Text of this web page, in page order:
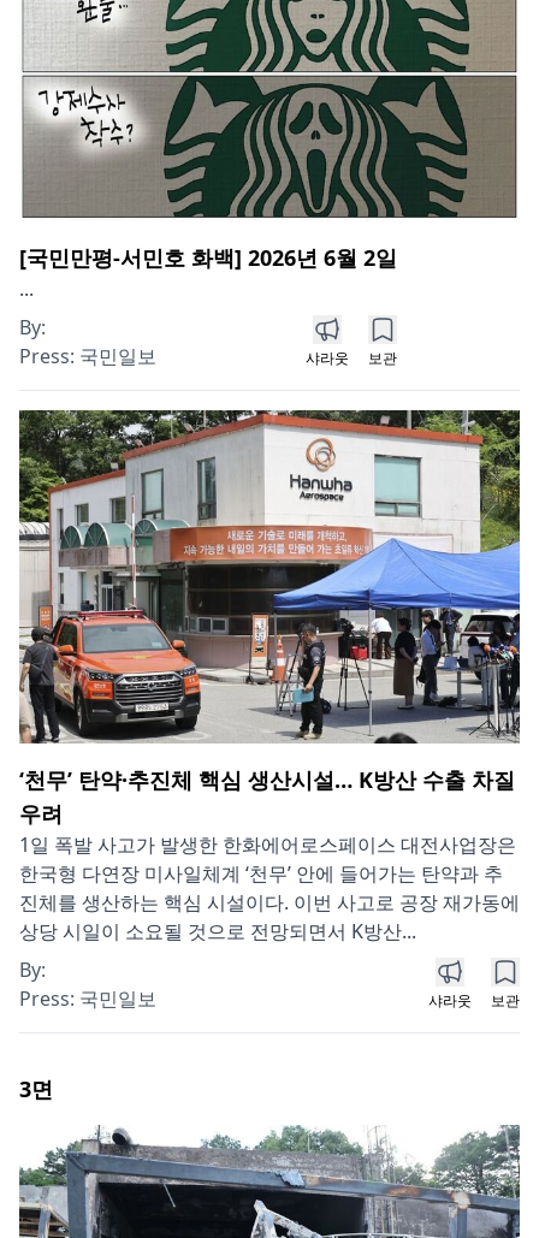
[국민만평-서민호 화백] 2026년 6월 2일
...
By:
Press: 국민일보 샤라웃 보관
‘천무’ 탄약·추진체 핵심 생산시설… K방산 수출 차질
우려
1일 폭발 사고가 발생한 한화에어로스페이스 대전사업장은
한국형 다연장 미사일체계 ‘천무’ 안에 들어가는 탄약과 추
진체를 생산하는 핵심 시설이다. 이번 사고로 공장 재가동에
상당 시일이 소요될 것으로 전망되면서 K방산...
By:
Press: 국민일보 샤라웃 보관
3면